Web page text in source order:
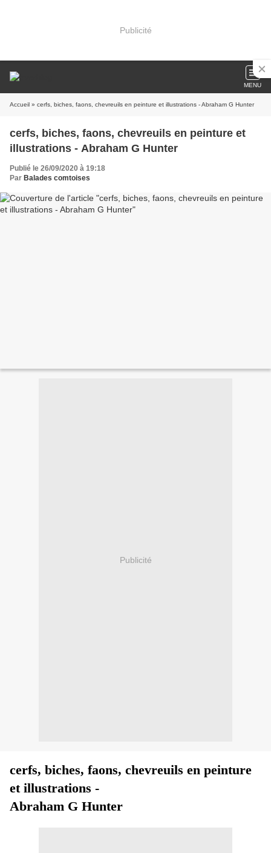
Publicité
MENU
Accueil » cerfs, biches, faons, chevreuils en peinture et illustrations - Abraham G Hunter
cerfs, biches, faons, chevreuils en peinture et
illustrations - Abraham G Hunter
Publié le 26/09/2020 à 19:18
Par Balades comtoises
Publicité
cerfs, biches, faons, chevreuils en peinture
et illustrations -
Abraham G Hunter